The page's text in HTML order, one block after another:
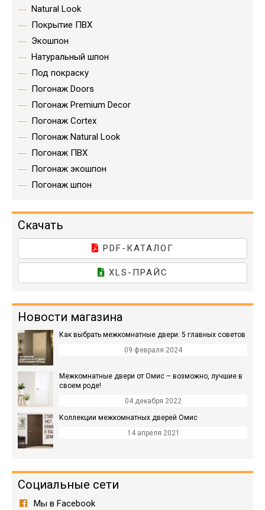
Natural Look
Покрытие ПВХ
Экошпон
Натуральный шпон
Под покраску
Погонаж Doors
Погонаж Premium Decor
Погонаж Cortex
Погонаж Natural Look
Погонаж ПВХ
Погонаж экошпон
Погонаж шпон
Скачать
PDF-КАТАЛОГ
XLS-ПРАЙС
Новости магазина
Как выбрать межкомнатные двери: 5 главных советов
09 февраля 2024
Межкомнатные двери от Омис – возможно, лучшие в
своем роде!
04 декабря 2022
Коллекции межкомнатных дверей Омис
14 апреля 2021
Социальные сети
Мы в Facebook